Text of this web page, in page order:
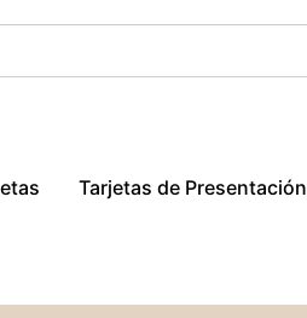
Tarjetas de Presentación